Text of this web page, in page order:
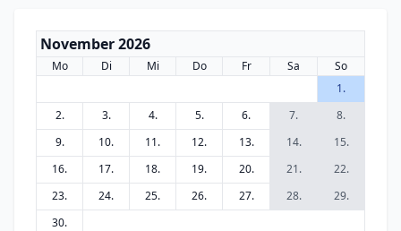
November 2026
Mo Di Mi Do Fr Sa
So
1.
2.
3. 4. 5. 6. 7.
8.
9.
10. 11. 12. 13. 14.
15.
16.
17. 18. 19. 20. 21.
22.
23.
24. 25. 26. 27. 28.
29.
30.